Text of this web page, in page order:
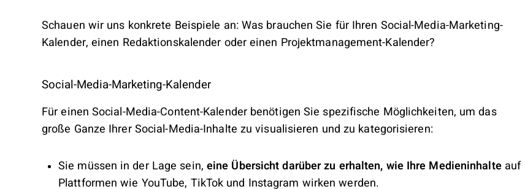
Schauen wir uns konkrete Beispiele an: Was brauchen Sie für Ihren Social-Media-Marketing-
Kalender, einen Redaktionskalender oder einen Projektmanagement-Kalender?
Social-Media-Marketing-Kalender
Für einen Social-Media-Content-Kalender benötigen Sie spezifische Möglichkeiten, um das
große Ganze Ihrer Social-Media-Inhalte zu visualisieren und zu kategorisieren:
Sie müssen in der Lage sein, eine Übersicht darüber zu erhalten, wie Ihre Medieninhalteauf
Plattformen wie YouTube, TikTok und Instagram wirken werden.